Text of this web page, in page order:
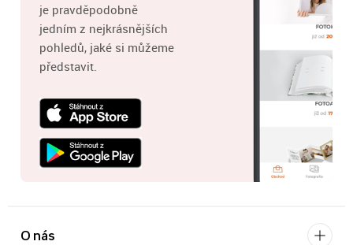
je pravděpodobně
jedním z nejkrásnějších
pohledů, jaké si můžeme
představit.
O nás